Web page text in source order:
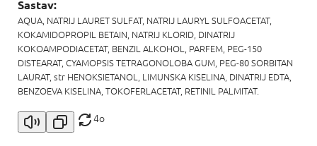
Sastav:
AQUA, NATRIJ LAURET SULFAT, NATRIJ LAURYL SULFOACETAT,
KOKAMIDOPROPIL BETAIN, NATRIJ KLORID, DINATRIJ
KOKOAMPODIACETAT, BENZIL ALKOHOL, PARFEM, PEG-150
DISTEARAT, CYAMOPSIS TETRAGONOLOBA GUM, PEG-80 SORBITAN
LAURAT, str HENOKSIETANOL, LIMUNSKA KISELINA, DINATRIJ EDTA,
BENZOEVA KISELINA, TOKOFERLACETAT, RETINIL PALMITAT.
4o